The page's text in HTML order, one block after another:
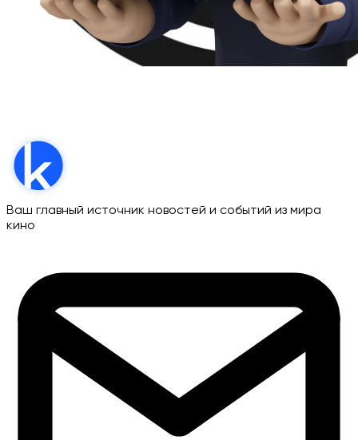
Ваш главный источник новостей и событий из мира
кино